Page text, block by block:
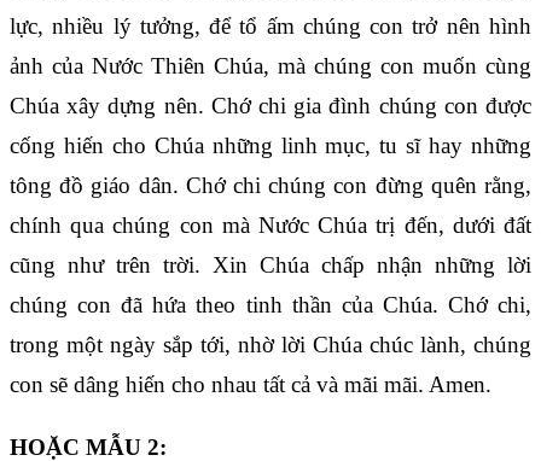
lực, nhiều lý tưởng, để tổ ấm chúng con trở nên hình
ảnh của Nước Thiên Chúa, mà chúng con muốn cùng
Chúa xây dựng nên. Chớ chi gia đình chúng con được
cống hiến cho Chúa những linh mục, tu sĩ hay những
tông đồ giáo dân. Chớ chi chúng con đừng quên rằng,
chính qua chúng con mà Nước Chúa trị đến, dưới đất
cũng như trên trời. Xin Chúa chấp nhận những lời
chúng con đã hứa theo tinh thần của Chúa. Chớ chi,
trong một ngày sắp tới, nhờ lời Chúa chúc lành, chúng
con sẽ dâng hiến cho nhau tất cả và mãi mãi. Amen.
HOẶC MẪU 2: